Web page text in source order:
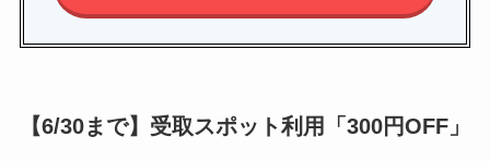
【6/30まで】受取スポット利用「300円OFF」